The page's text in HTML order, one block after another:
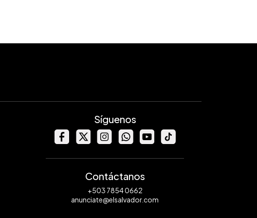
Síguenos
Contáctanos
+503 7854 0662
anunciate@elsalvador.com